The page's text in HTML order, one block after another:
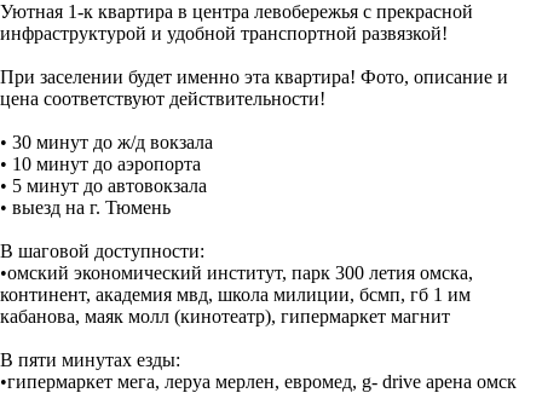
Уютная 1-к квартира в центра левoбеpежья с прекрасной
инфраструктурой и удобной транспортной развязкой!
При заселении будет именно эта квартира! Фото, описание и
цена соответствуют действительности!
• 30 минут до ж/д вокзала
• 10 минут до аэропорта
• 5 минут до автовокзала
• выезд на г. Тюмень
В шаговой доступности:
•омский экономический институт, парк 300 летия омска,
континент, академия мвд, школа милиции, бсмп, гб 1 им
кабанова, маяк молл (кинотеатр), гипермаркет магнит
В пяти минутах езды:
•гипермаркет мега, леруа мерлен, евромед, g- drive арена омск